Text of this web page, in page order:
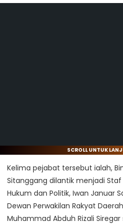
SCROLL UNTUK
Kelima pejabat tersebut ialah,
Sitanggang dilantik menjadi
Hukum dan Politik, Iwan Januar
Dewan Perwakilan Rakyat
Muhammad Abduh Rizali